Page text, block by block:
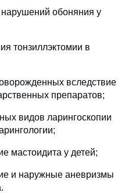
нарушений обоняния у
тонзиллэктомии в
вследствие
препаратов;
видов ларингоскопии
мастоидита у детей;
и наружные аневризмы